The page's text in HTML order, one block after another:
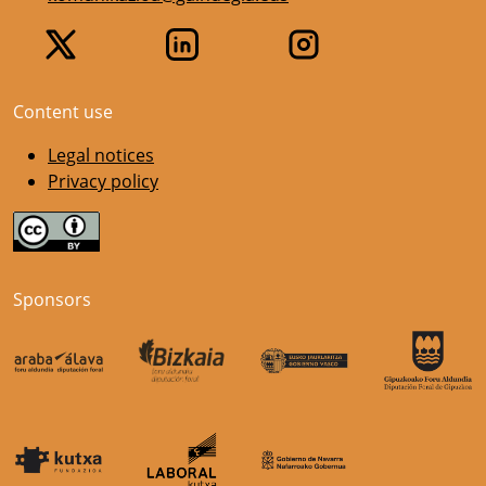
Content use
Legal notices
Privacy policy
Sponsors